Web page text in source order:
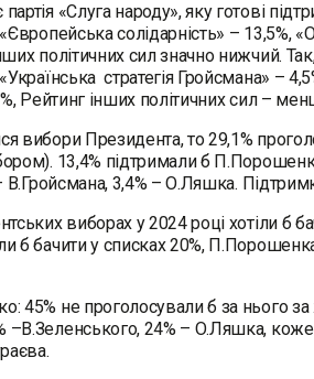
«Слуга народу», яку готові
солідарність» – 13,5%,
політичних сил значно нижчий.
стратегія Гройсмана» –
Рейтинг інших політичних сил –
вибори Президента, то 29,1%
13,4% підтримали б
3,4% – О.Ляшка.
виборах у 2024 році хотіли б
б бачити у списках 20%,
45% не проголосували б за нього
24% – О.Ляшка,